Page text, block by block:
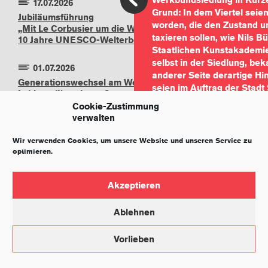
Cookie-Zustimmung
verwalten
Wir verwenden Cookies, um unsere Website und unseren Service zu
optimieren.
Akzeptieren
Ablehnen
Vorlieben
17.07.2026
Jubiläumsführung
„Mit Le Corbusier um die Welt –
10 Jahre UNESCO-Welterbe“
01.07.2026
Generationswechsel am Weissenhof: Verena
Lebherz übernimmt Gesamtleitung von
Weissenhofmuseum und Weissenhof.Forum
Sommerfest am Killesberg –
Kultur auf der Höhe
Gartensanierung am
UNESCO-Welterbetag 2026
Grund: In dem Viertel
worden, die den Zustand
taxieren sollen, wie Nils
Staatlichen
selbst in der Siedlung,
anderer Seite derartige
seien im Auftrag der
„Das würde mich nicht
seit Jahren, ja
denkmalgeschützte
Wohnbauunternehmen
Bundesanstalt für
andererseits befänden
ungewiss“. Aber es